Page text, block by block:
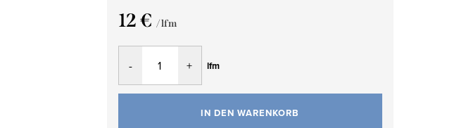
12 € / lfm
Verkaufspreis:
lfm
IN DEN WARENKORB